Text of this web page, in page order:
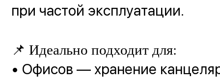
при частой эксплуатации.
📌 Идеально подходит для:
• Офисов — хранение